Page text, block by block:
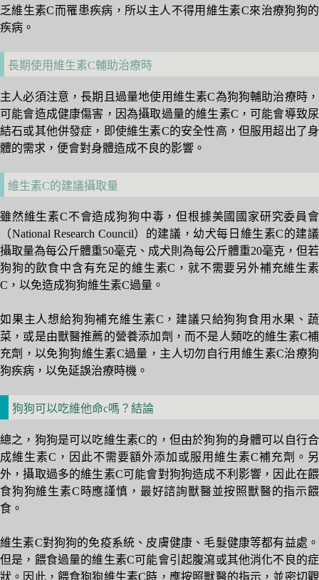
乏維生素C而罹患疾病，所以主人不得用維生素C來治療狗狗的
疾病。
長期使用維生素C輔助治療時
主人必須注意，長期且過量地使用維生素C為狗狗輔助治療時，
可能會造成健康傷害，因為攝取過量的維生素C，可能會導致尿
結石或其他併發症，即使維生素C的安全性高，但服用超出了身
體的需求，便會對身體造成不良的影響。
維生素C的建議攝取量
雖然維生素C不會造成狗狗中毒，但根據美國國家研究委員會
（National Research Council）的建議，幼犬每日維生素C的建議
攝取量為每公斤體重50毫克、成犬則為每公斤體重20毫克，但若
狗狗的飲食中含有充足的維生素C，就不需要另外補充維生素
C，以免造成狗狗維生素C過量。
如果主人想給狗狗補充維生素C，建議只給狗狗食用水果、蔬
菜，或是由獸醫推薦的營養添加劑，而不是人類吃的維生素C補
充劑，以免狗狗維生素C過量，主人切勿自行用維生素C治療狗
狗疾病，以免延誤治療時機。
狗狗可以吃維他命c嗎？結論
總之，狗狗是可以吃維生素C的，但由於狗狗的身體可以自行合
成維生素C，因此不需要額外添加或服用維生素C補充劑。另
外，攝取過多的維生素C可能會對狗狗造成不利影響，因此在餵
食狗狗維生素C時應謹慎，最好諮詢獸醫並按照獸醫的指示餵
食。
維生素C對狗狗的免疫系統、皮膚健康、毛髮健康等都有益處。
但是，餵食過量的維生素C可能會引起腹瀉或其他消化不良的症
狀。因此，餵食狗狗維生素C時，應按照獸醫的指示，並密切觀